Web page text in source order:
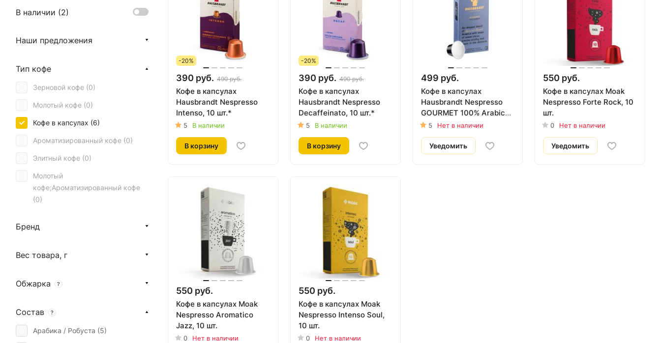
-20%
390 руб. 490 руб.
Кофе в капсулах
Hausbrandt Nespresso
Intenso, 10 шт.*
5 В наличии
В корзину
-20%
390 руб. 490 руб.
Кофе в капсулах
Hausbrandt Nespresso
Decaffeinato, 10 шт.*
5 В наличии
В корзину
499 руб.
Кофе в капсулах
Hausbrandt Nespresso
GOURMET 100% Arabica,
10 шт
5 Нет в наличии
Уведомить
550 руб.
Кофе в капсулах Moak
Nespresso Forte Rock, 10
шт.
0 Нет в наличии
Уведомить
550 руб.
Кофе в капсулах Moak
Nespresso Aromatico
Jazz, 10 шт.
0 Нет в наличии
550 руб.
Кофе в капсулах Moak
Nespresso Intenso Soul,
10 шт.
0 Нет в наличии
В наличии (2)
Наши предложения
Тип кофе
Зерновой кофе (0)
Молотый кофе (0)
Кофе в капсулах (6)
Ароматизированный кофе (0)
Элитный кофе (0)
Молотый
кофе;Ароматизированный кофе
(0)
Бренд
Вес товара, г
Обжарка ?
Состав ?
Арабика / Робуста (5)